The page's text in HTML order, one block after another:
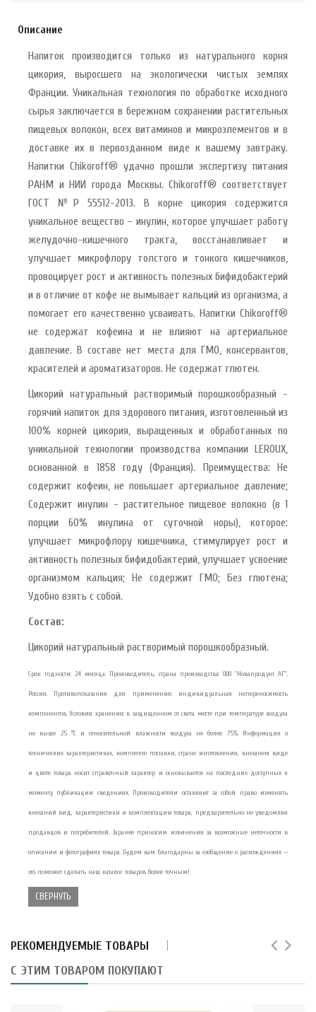
Описание
Напиток производится только из натурального корня
цикория, выросшего на экологически чистых землях
Франции. Уникальная технология по обработке исходного
сырья заключается в бережном сохранении растительных
пищевых волокон, всех витаминов и микроэлементов и в
доставке их в первозданном виде к вашему завтраку.
Напитки Chikoroff® удачно прошли экспертизу питания
РАНМ и НИИ города Москвы. Chikoroff® соответствует
ГОСТ №Р 55512-2013. В корне цикория содержится
уникальное вещество – инулин, которое улучшает работу
желудочно-кишечного тракта, восстанавливает и
улучшает микрофлору толстого и тонкого кишечников,
провоцирует рост и активность полезных бифидобактерий
и в отличие от кофе не вымывает кальций из организма, а
помогает его качественно усваивать. Напитки Chikoroff®
не содержат кофеина и не влияют на артериальное
давление. В составе нет места для ГМО, консервантов,
красителей и ароматизаторов. Не содержат глютен.
Цикорий натуральный растворимый порошкообразный -
горячий напиток для здорового питания, изготовленный из
100% корней цикория, выращенных и обработанных по
уникальной технологии производства компании LEROUX,
основанной в 1858 году (Франция). Преимущества: Не
содержит кофеин, не повышает артериальное давление;
Содержит инулин - растительное пищевое волокно (в 1
порции 60% инулина от суточной норы), которое:
улучшает микрофлору кишечника, стимулирует рост и
активность полезных бифидобактерий, улучшает усвоение
организмом кальция; Не содержит ГМО; Без глютена;
Удобно взять с собой.
Состав:
Цикорий натуральный растворимый порошкообразный.
Срок годности: 24 месяца. Производитель, страна производства: ООО "Новапродукт АГ",
Россия. Противопоказания для применения: индивидуальная непереносимость
компонентов. Условия хранения: в защищенном от света месте при температуре воздуха
не выше 25 °С и относительной влажности воздуха не более 75%. Информация о
технических характеристиках, комплекте поставки, стране изготовления, внешнем виде
и цвете товара носит справочный характер и основывается на последних доступных к
моменту публикации сведениях. Производители оставляют за собой право изменять
внешний вид, характеристики и комплектацию товара, предварительно не уведомляя
продавцов и потребителей. Заранее приносим извинения за возможные неточности в
описании и фотографиях товара. Будем вам благодарны за сообщение о расхождениях —
это поможет сделать наш каталог товаров более точным!
СВЕРНУТЬ
РЕКОМЕНДУЕМЫЕ ТОВАРЫ
С ЭТИМ ТОВАРОМ ПОКУПАЮТ